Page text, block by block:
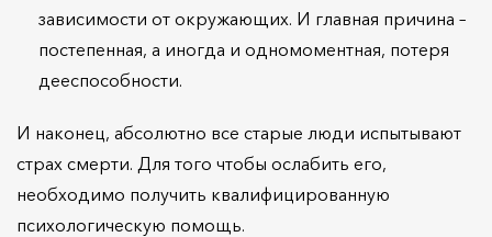
зависимости от окружающих. И главная причина –
постепенная, а иногда и одномоментная, потеря
дееспособности.
И наконец, абсолютно все старые люди испытывают
страх смерти. Для того чтобы ослабить его,
необходимо получить квалифицированную
психологическую помощь.